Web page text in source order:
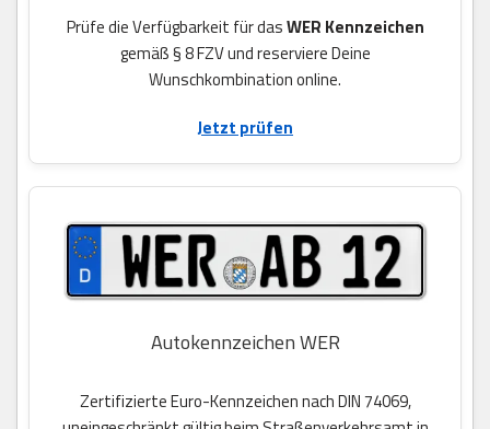
Prüfe die Verfügbarkeit für dasWER Kennzeichen
gemäß § 8 FZV und reserviere Deine
Wunschkombination online.
Jetzt prüfen
Autokennzeichen WER
Zertifizierte Euro-Kennzeichen nach DIN 74069,